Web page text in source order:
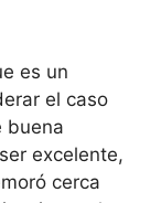
es un
el caso
buena
excelente,
cerca